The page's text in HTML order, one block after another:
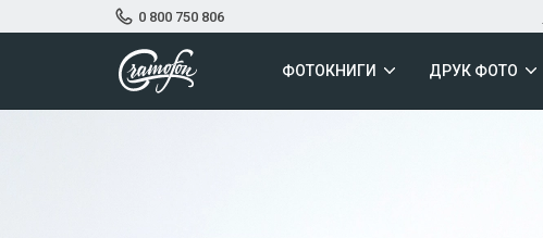
0 800 750 806
ФОТОКНИГИ ДРУК ФОТО